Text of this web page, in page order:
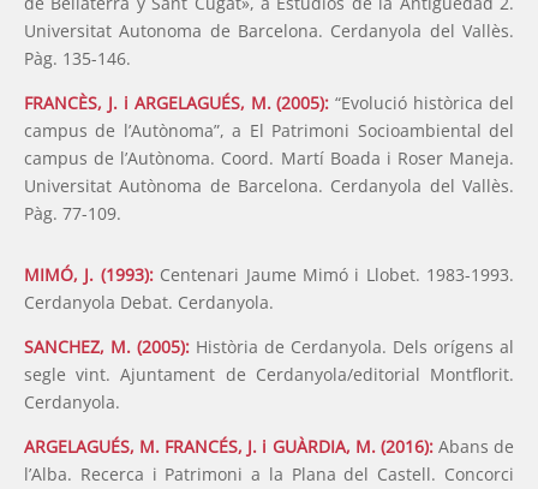
Universitat Autonoma de Barcelona. Cerdanyola del Vallès.
Pàg. 135-146.
FRANCÈS, J. i ARGELAGUÉS, M. (2005): “Evolució històrica del
campus de l’Autònoma”, a El Patrimoni Socioambiental del
campus de l’Autònoma. Coord. Martí Boada i Roser Maneja.
Universitat Autònoma de Barcelona. Cerdanyola del Vallès.
Pàg. 77-109.
MIMÓ, J. (1993):Centenari Jaume Mimó i Llobet. 1983-1993.
Cerdanyola Debat. Cerdanyola.
SANCHEZ, M. (2005): Història de Cerdanyola. Dels orígens al
segle vint. Ajuntament de Cerdanyola/editorial Montflorit.
Cerdanyola.
ARGELAGUÉS, M. FRANCÉS, J. i GUÀRDIA, M. (2016):Abans de
l’Alba. Recerca i Patrimoni a la Plana del Castell. Concorci